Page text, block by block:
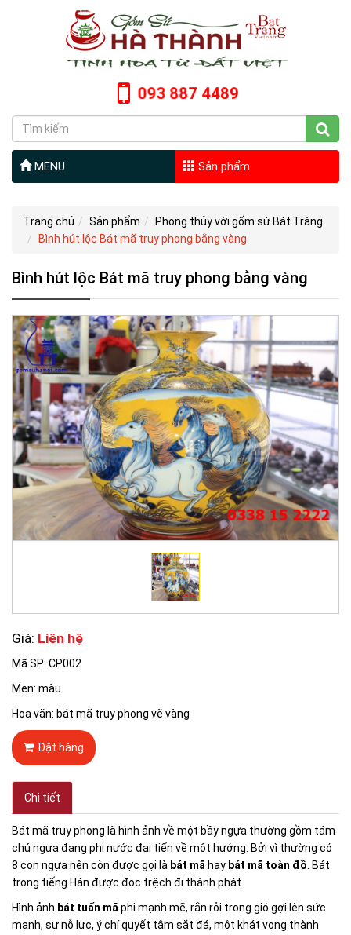
093 887 4489
MENU Sản phẩm
Trang chủ Sản phẩm
Phong thủy với gốm sứ Bát Tràng
Bình hút lộc Bát mã truy phong bằng vàng
Bình hút lộc Bát mã truy phong bằng vàng
Giá: Liên hệ
Mã SP: CP002
Men: màu
Hoa văn: bát mã truy phong vẽ vàng
Đặt hàng
Chi tiết
Bát mã truy phong là hình ảnh về một bầy ngựa thường gồm tám
chú ngựa đang phi nước đại tiến về một hướng. Bởi vì thường có
8 con ngựa nên còn được gọi là bát mã hay bát mã toàn đồ. Bát
trong tiếng Hán được đọc trệch đi thành phát.
Hình ảnh bát tuấn mãphi mạnh mẽ, rắn rỏi trong gió gợi lên sức
mạnh, sự nỗ lực, ý chí quyết tâm sắt đá, một khát vọng thành